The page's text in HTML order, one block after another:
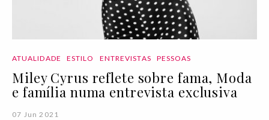
ATUALIDADE ESTILO ENTREVISTAS PESSOAS
Miley Cyrus reflete sobre fama, Moda
e família numa entrevista exclusiva
07 Jun 2021